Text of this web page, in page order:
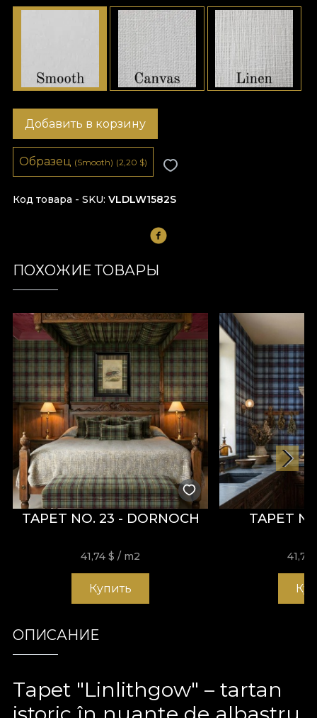
Код товара - SKU VLDLW1582S
Добавить в корзину
Образец (Smooth) (2,20 $)
ПОХОЖИЕ ТОВАРЫ
TAPET NO. 23 - DORNOCH
41,74$ / m2
Купить
TAPET
41,74
ОПИСАНИЕ
Tapet "Linlithgow" – tartan